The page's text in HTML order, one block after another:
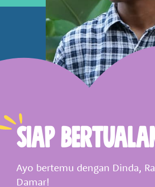
Siap
Ayo bertemu dengan Dinda,
Damar!